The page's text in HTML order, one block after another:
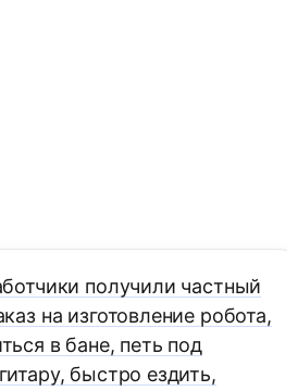
получили частный
на изготовление робота,
в бане, петь под
быстро ездить,